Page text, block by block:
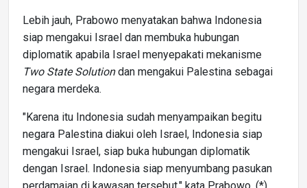
Lebih jauh, Prabowo menyatakan bahwa Indonesia
siap mengakui Israel dan membuka hubungan
diplomatik apabila Israel menyepakati mekanisme
Two State Solutiondan mengakui Palestina sebagai
negara merdeka.
"Karena itu Indonesia sudah menyampaikan begitu
negara Palestina diakui oleh Israel, Indonesia siap
mengakui Israel, siap buka hubungan diplomatik
dengan Israel. Indonesia siap menyumbang pasukan